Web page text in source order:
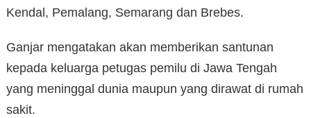
Kendal, Pemalang, Semarang dan Brebes.
Ganjar mengatakan akan memberikan santunan
kepada keluarga petugas pemilu di Jawa Tengah
yang meninggal dunia maupun yang dirawat di rumah
sakit.